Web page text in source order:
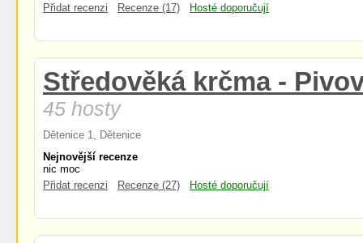
Přidat recenzi
Recenze (17) Hosté doporučují
Středověká krčma -
45 hosty
Dětenice 1, Dětenice
Nejnovější recenze
nic moc
Přidat recenzi
Recenze (27) Hosté doporučují